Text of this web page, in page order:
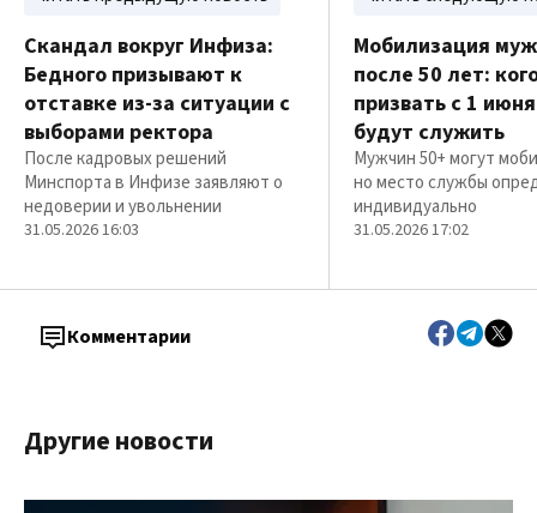
Скандал вокруг Инфиза:
Бедного призывают к
отставке из-за ситуации с
выборами ректора
После кадровых решений
Минспорта в Инфизе заявляют о
недоверии и увольнении
31.05.2026 16:03
Мобилизация
после 50 лет:
призвать с 1
будут служить
Мужчин 50+ могут
но место службы
индивидуально
31.05.2026 17:02
Комментарии
Другие новости